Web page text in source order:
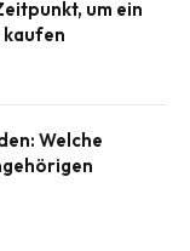
um ein
Welche